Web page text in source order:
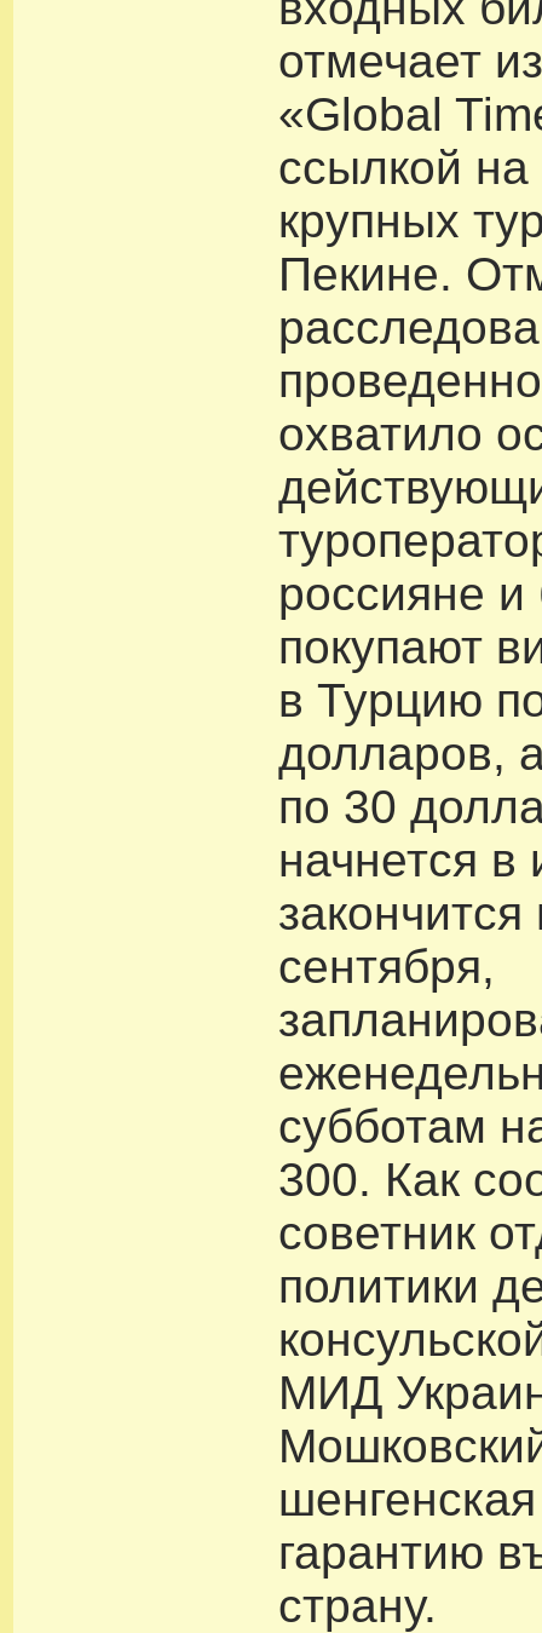
отмечает
«Global
ссылкой на
крупных
Пекине.
охватило
россияне
покупают
в Турцию
долларов,
по 30
начнется в
сентября,
субботам
300. Как
советник
политики
МИД
гарантию
страну.